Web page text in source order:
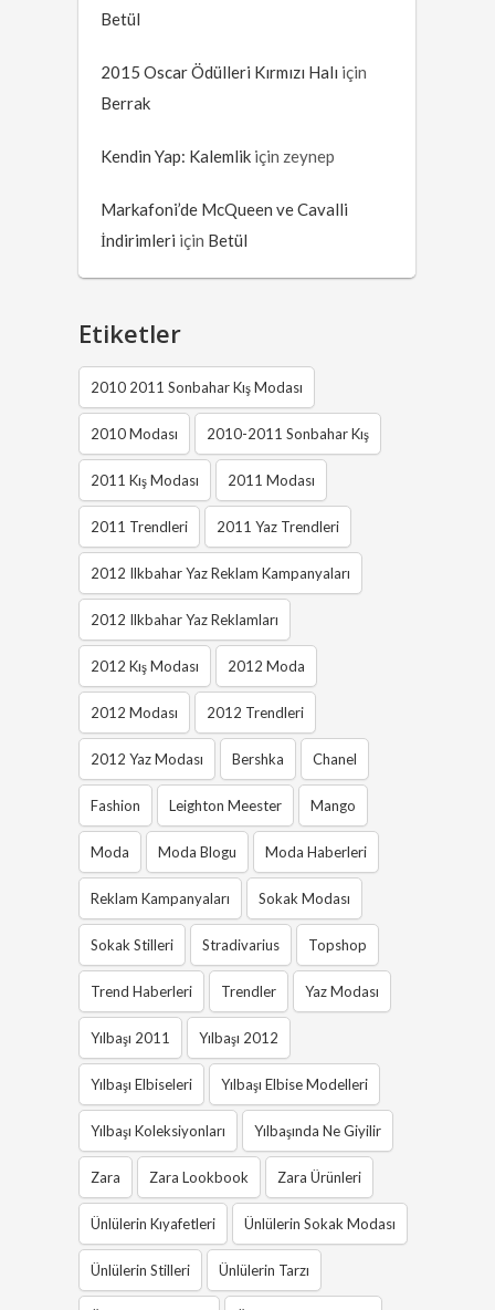
Betül
2015 Oscar Ödülleri Kırmızı Halı için
Berrak
Kendin Yap: Kalemlik için zeynep
Markafoni’de McQueen ve Cavalli
İndirimleri için Betül
Etiketler
2010 2011 Sonbahar Kış Modası
2010 Modası 2010-2011 Sonbahar Kış
2011 Kış Modası 2011 Modası
2011 Trendleri 2011 Yaz Trendleri
2012 Ilkbahar Yaz Reklam Kampanyaları
2012 Ilkbahar Yaz Reklamları
2012 Kış Modası 2012 Moda
2012 Modası 2012 Trendleri
2012 Yaz Modası Bershka Chanel
Fashion Leighton Meester Mango
Moda Moda Blogu Moda Haberleri
Reklam Kampanyaları Sokak Modası
Sokak Stilleri Stradivarius Topshop
Trend Haberleri Trendler Yaz Modası
Yılbaşı 2011 Yılbaşı 2012
Yılbaşı Elbiseleri Yılbaşı Elbise Modelleri
Yılbaşı Koleksiyonları Yılbaşında Ne Giyilir
Zara Zara Lookbook Zara Ürünleri
Ünlülerin Kıyafetleri Ünlülerin Sokak Modası
Ünlülerin Stilleri Ünlülerin Tarzı